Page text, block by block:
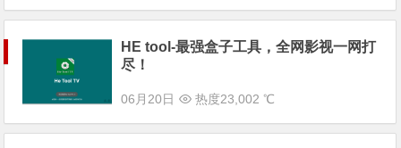
HE tool-最强盒子工具，全网影视一网打
尽！
06月20日 热度23,002 ℃